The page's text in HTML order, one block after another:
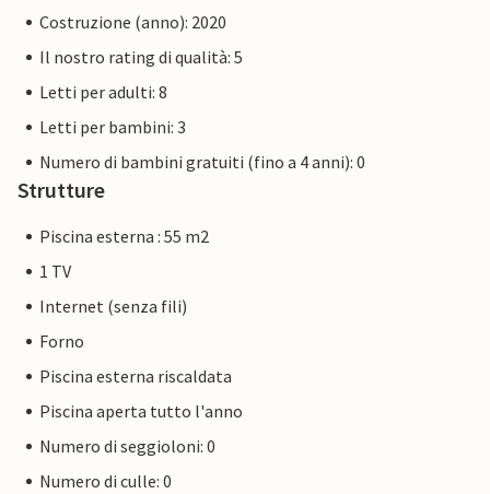
Costruzione (anno): 2020
Il nostro rating di qualità: 5
Letti per adulti: 8
Letti per bambini: 3
Numero di bambini gratuiti (fino a 4 anni): 0
Strutture
Piscina esterna : 55 m2
1 TV
Internet (senza fili)
Forno
Piscina esterna riscaldata
Piscina aperta tutto l'anno
Numero di seggioloni: 0
Numero di culle: 0